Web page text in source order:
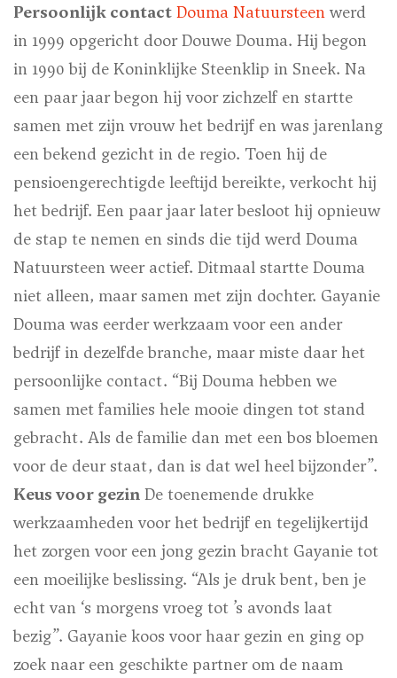
Persoonlijk contact Douma Natuursteen werd
in 1999 opgericht door Douwe Douma. Hij begon
in 1990 bij de Koninklijke Steenklip in Sneek. Na
een paar jaar begon hij voor zichzelf en startte
samen met zijn vrouw het bedrijf en was jarenlang
een bekend gezicht in de regio. Toen hij de
pensioengerechtigde leeftijd bereikte, verkocht hij
het bedrijf. Een paar jaar later besloot hij opnieuw
de stap te nemen en sinds die tijd werd Douma
Natuursteen weer actief. Ditmaal startte Douma
niet alleen, maar samen met zijn dochter. Gayanie
Douma was eerder werkzaam voor een ander
bedrijf in dezelfde branche, maar miste daar het
persoonlijke contact. “Bij Douma hebben we
samen met families hele mooie dingen tot stand
gebracht. Als de familie dan met een bos bloemen
voor de deur staat, dan is dat wel heel bijzonder”.
Keus voor gezin De toenemende drukke
werkzaamheden voor het bedrijf en tegelijkertijd
het zorgen voor een jong gezin bracht Gayanie tot
een moeilijke beslissing. “Als je druk bent, ben je
echt van ‘s morgens vroeg tot ’s avonds laat
bezig”. Gayanie koos voor haar gezin en ging op
zoek naar een geschikte partner om de naam